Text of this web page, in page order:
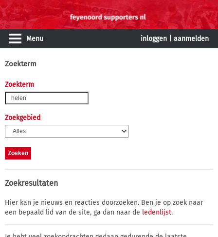
Menu inloggen aanmelden
Zoekterm
Zoekterm
Zoekgebied
Zoekresultaten
Hier kan je nieuws en reacties doorzoeken. Ben je op zoek naar
een bepaald lid van de site, ga dan naar de ledenlijst.